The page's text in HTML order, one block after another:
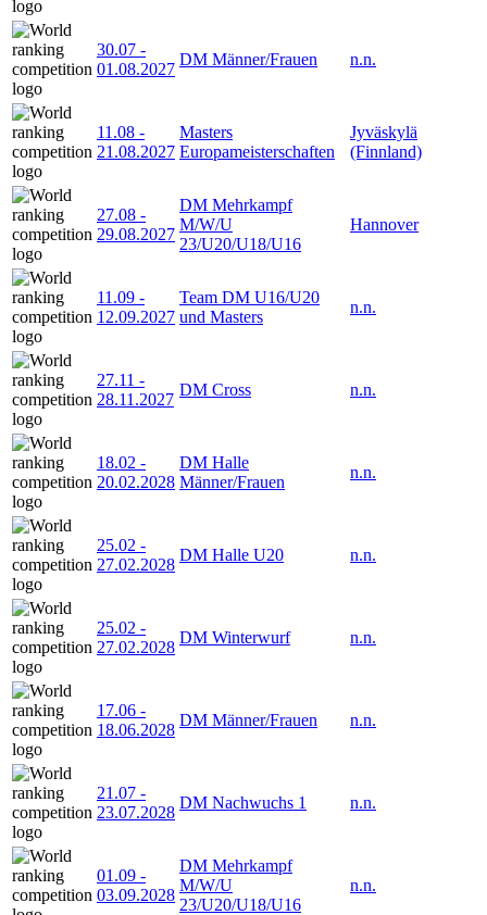
30.07 -
01.08.2027
DM Männer/Frauen n.n.
11.08 -
21.08.2027
Masters
Europameisterschaften
Jyväskylä
(Finnland)
27.08 -
29.08.2027
DM Mehrkampf
M/W/U
23/U20/U18/U16
Hannover
11.09 -
12.09.2027
Team DM U16/U20
und Masters
n.n.
27.11 -
28.11.2027
DM Cross n.n.
18.02 -
20.02.2028
DM Halle
Männer/Frauen
n.n.
25.02 -
27.02.2028
DM Halle U20 n.n.
25.02 -
27.02.2028
DM Winterwurf n.n.
17.06 -
18.06.2028
DM Männer/Frauen n.n.
21.07 -
23.07.2028
DM Nachwuchs 1 n.n.
01.09 -
03.09.2028
DM Mehrkampf
M/W/U
23/U20/U18/U16
n.n.